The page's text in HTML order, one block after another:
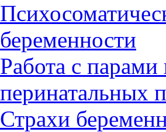
беременности
Работа с
перинатальных
Страхи